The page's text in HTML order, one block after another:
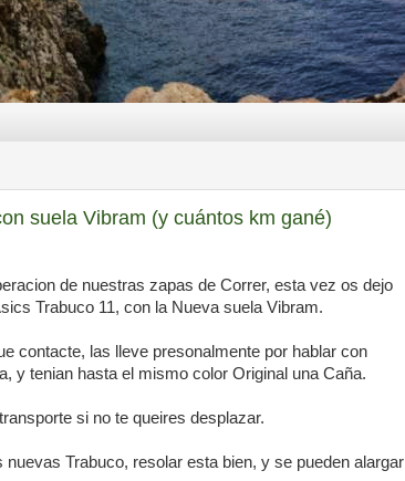
suela Vibram (y cuántos km gané)
de nuestras zapas de Correr, esta vez os dejo
Trabuco 11, con la Nueva suela Vibram.
contacte, las lleve presonalmente por hablar con
y tenian hasta el mismo color Original una Caña.
si no te queires desplazar.
Trabuco, resolar esta bien, y se pueden alargar